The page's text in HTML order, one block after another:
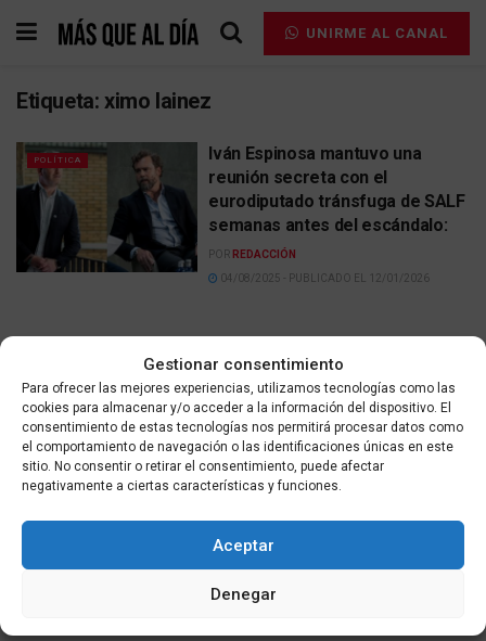
Gestionar consentimiento
Para ofrecer las mejores experiencias, utilizamos tecnologías como las
cookies para almacenar y/o acceder a la información del dispositivo. El
consentimiento de estas tecnologías nos permitirá procesar datos como
el comportamiento de navegación o las identificaciones únicas en este
sitio. No consentir o retirar el consentimiento, puede afectar
negativamente a ciertas características y funciones.
Aceptar
Denegar
UNIRME AL CANAL
Etiqueta: ximo lainez
POLÍTICA
Iván Espinosa mantuvo una
reunión secreta con el
eurodiputado tránsfuga de SALF
semanas antes del escándalo:
POR REDACCIÓN
04/08/2025 - PUBLICADO EL 12/01/2026
Contacta Aviso legal
Política de privacidad
Política de cookies
© 2025